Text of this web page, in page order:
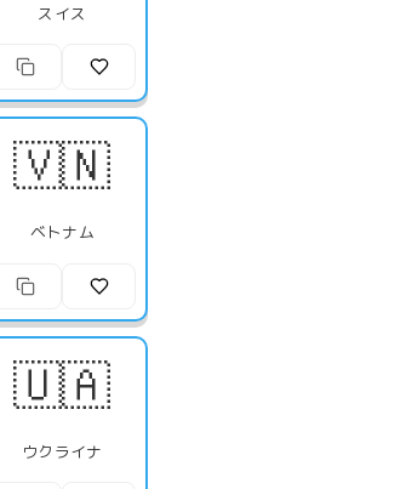
スイス
🇻🇳
ベトナム
🇺🇦
ウクライナ